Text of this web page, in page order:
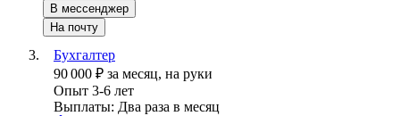
В мессенджер
На почту
Бухгалтер
90 000 ₽ за месяц, на руки
Опыт 3-6 лет
Выплаты: Два раза в месяц